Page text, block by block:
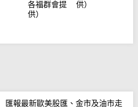
各福群會提
供）
供）
匯報最新歐美股匯、金市及油市走